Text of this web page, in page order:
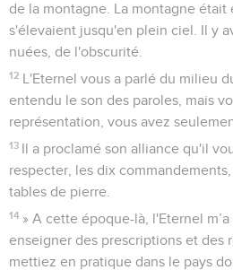
de la montagne. La montagne était
s'élevaient jusqu'en plein ciel. Il y
nuées, de l'obscurité.
12 L'Eternel vous a parlé du milieu
entendu le son des paroles, mais
représentation, vous avez
13 Il a proclamé son alliance qu'il
respecter, les dix
tables de pierre.
14 » A cette époque-là, l'Eternel
enseigner des prescriptions et des
mettiez en pratique dans le pays